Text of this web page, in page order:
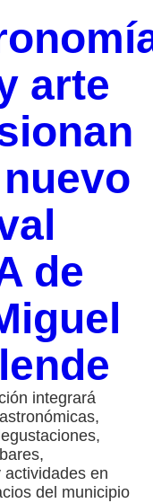
arte
de
integrará
en
del municipio